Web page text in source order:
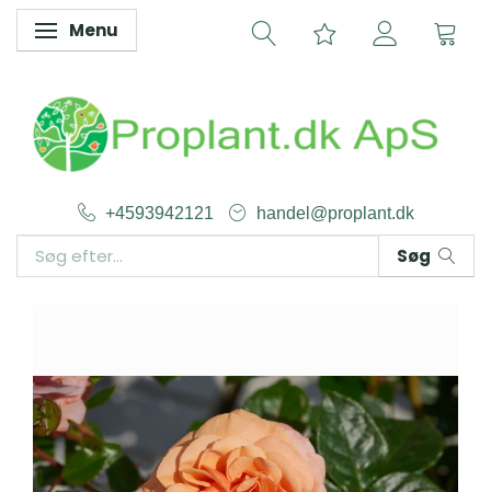
Skifte navigation
Menu
+4593942121 handel@proplant.dk
Søg